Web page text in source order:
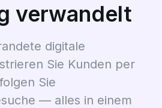
verwandelt
digitale
Sie Kunden per
Sie
— alles in einem